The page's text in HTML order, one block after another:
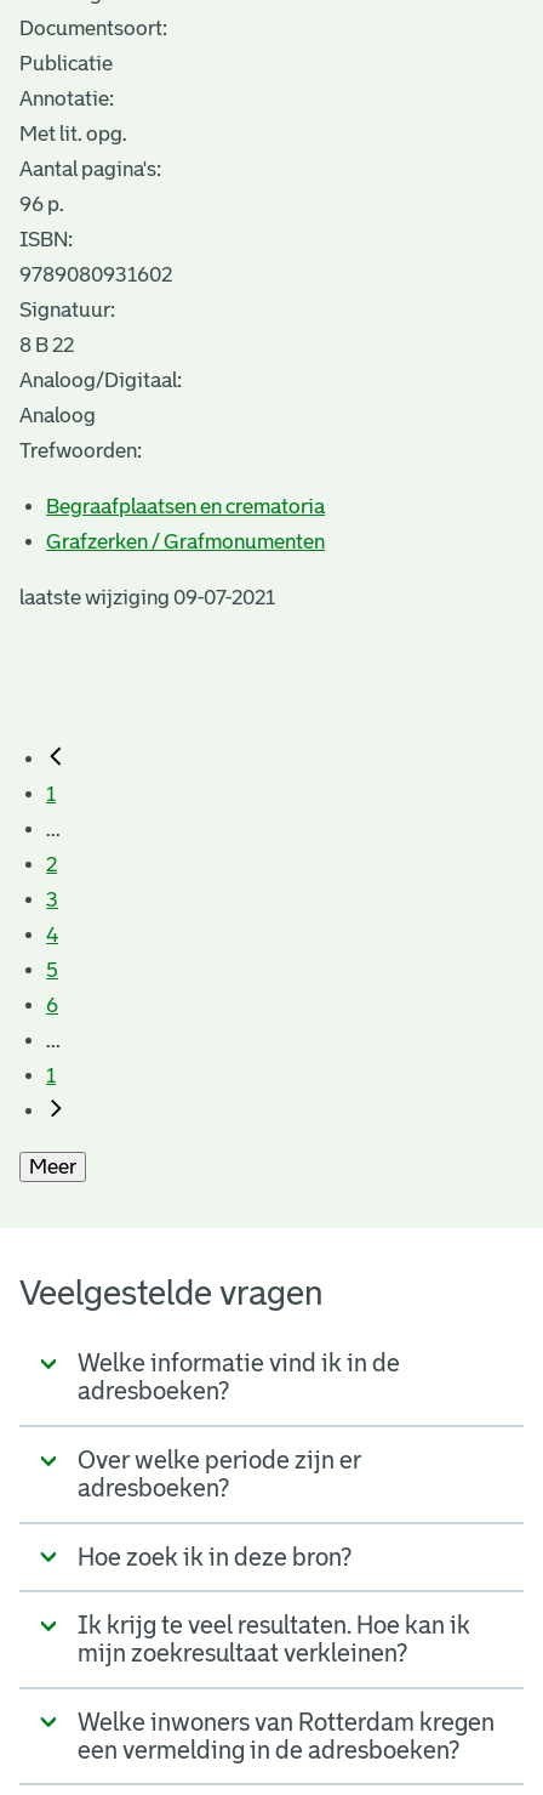
Documentsoort:
Publicatie
Annotatie:
Met lit. opg.
Aantal pagina's:
96 p.
ISBN:
9789080931602
Signatuur:
8 B 22
Analoog/Digitaal:
Analoog
Trefwoorden:
Begraafplaatsen en crematoria
Grafzerken / Grafmonumenten
laatste wijziging 09-07-2021
1
...
2
3
4
5
6
...
1
Meer
Veelgestelde vragen
Welke informatie vind ik in de
adresboeken?
Over welke periode zijn er
adresboeken?
Hoe zoek ik in deze bron?
Ik krijg te veel resultaten. Hoe kan ik
mijn zoekresultaat verkleinen?
Welke inwoners van Rotterdam kregen
een vermelding in de adresboeken?